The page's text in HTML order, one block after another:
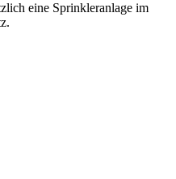
eine Sprinkleranlage im